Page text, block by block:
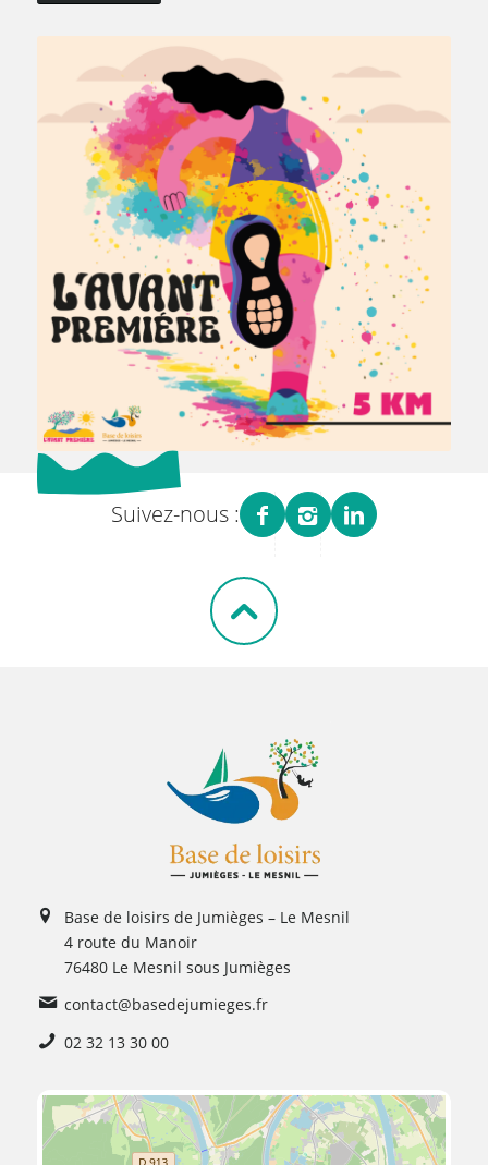
Suivez-nous :
Base de loisirs de Jumièges – Le Mesnil
4 route du Manoir
76480 Le Mesnil sous Jumièges
contact@basedejumieges.fr
02 32 13 30 00